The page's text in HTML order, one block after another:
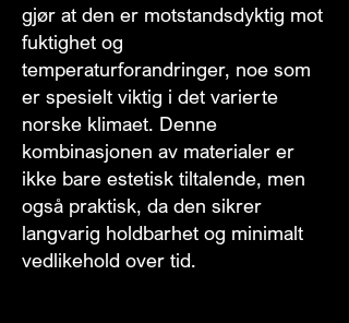
gjør at den er motstandsdyktig mot
fuktighet og
temperaturforandringer, noe som
er spesielt viktig i det varierte
norske klimaet. Denne
kombinasjonen av materialer er
ikke bare estetisk tiltalende, men
også praktisk, da den sikrer
langvarig holdbarhet og minimalt
vedlikehold over tid.